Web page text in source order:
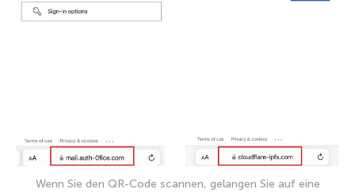
Wenn Sie den QR-Code scannen, gelangen Sie auf eine